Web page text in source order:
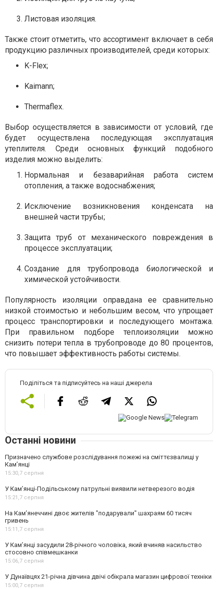
Листовая изоляция.
Также стоит отметить, что ассортимент включает в себя
продукцию различных производителей, среди которых:
K-Flex;
Kaimann;
Thermaflex.
Выбор осуществляется в зависимости от условий, где
будет осуществлена последующая эксплуатация
утеплителя. Среди основных функций подобного
изделия можно выделить:
Нормальная и безаварийная работа систем
отопления, а также водоснабжения;
Исключение возникновения конденсата на
внешней части трубы;
Защита труб от механического повреждения в
процессе эксплуатации;
Создание для трубопровода биологической и
химической устойчивости.
Популярность изоляции оправдана ее сравнительно
низкой стоимостью и небольшим весом, что упрощает
процесс транспортировки и последующего монтажа.
При правильном подборе теплоизоляции можно
снизить потери тепла в трубопроводе до 80 процентов,
что повышает эффективность работы системы.
Поділіться та підписуйтесь на наші джерела
Останні новини
Призначено службове розслідування пожежі на сміттєзвалищі у
Кам’янці
15:30,7 серпня
У Кам’янці-Подільському патрульні виявили нетверезого водія
15:21,7 серпня
На Камʼянеччині двоє жителів "подарували" шахраям 60 тисяч
гривень
15:11,7 серпня
У Камʼянці засудили 28-річного чоловіка, який вчиняв насильство
стосовно співмешканки
15:06,7 серпня
У Дунаївцях 21-річна дівчина двічі обікрала магазин цифрової техніки
15:00,7 серпня